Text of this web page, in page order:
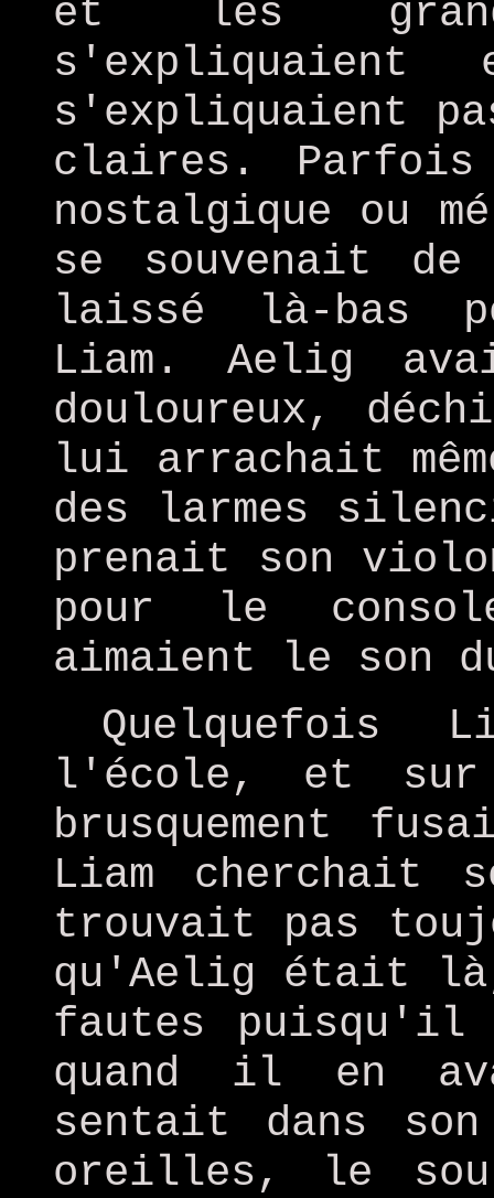
et les
s'expliquaient
claires.
nostalgique ou
se souvenait
laissé là-bas
Liam. Aelig
douloureux,
lui arrachait
des larmes
prenait son
pour le
aimaient le son
Quelquefois
l'école, et
brusquement
Liam cherchait
trouvait pas
qu'Aelig était
fautes
quand il en
sentait dans
oreilles, le